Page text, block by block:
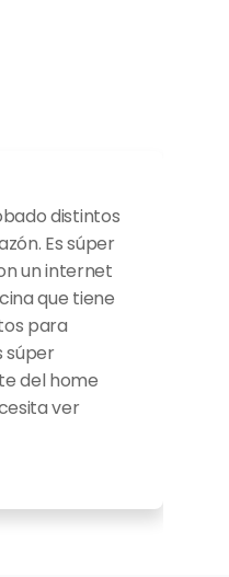
distintos
Es súper
un internet
que tiene
para
súper
del home
ver